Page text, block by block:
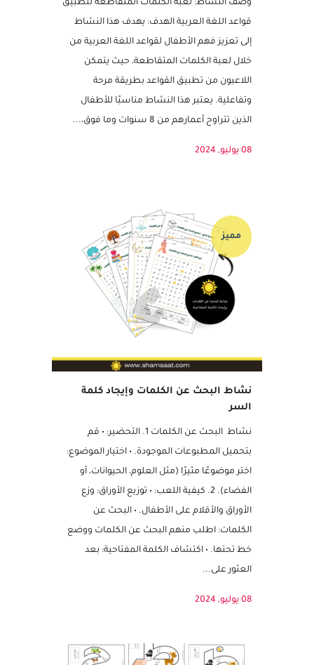
النشاط مزود بملف قابل للتعديل
وصف النشاط: لعبة الكلمات المتقاطعة لتطبيق
قواعد اللغة العربية الهدف: يهدف هذا النشاط
إلى تعزيز فهم الأطفال لقواعد اللغة العربية من
خلال لعبة الكلمات المتقاطعة، حيث يتمكن
اللاعبون من تطبيق القواعد بطريقة مرحة
وتفاعلية. يعتبر هذا النشاط مناسبًا للأطفال
نشاط البحث عن الكلمات وإيجاد كلمة
السر
مميز
نشاط البحث عن الكلمات 1. التحضير: • قم
بتحميل المطبوعات الموجودة. • اختيار الموضوع:
اختر موضوعًا مثيرًا (مثل العلوم، الحيوانات، أو
الفضاء). 2. كيفية اللعب: • توزيع الأوراق: وزع
الأوراق والأقلام على الأطفال. • البحث عن
الكلمات: اطلب منهم البحث عن الكلمات ووضع
خط تحتها. • اكتشاف الكلمة المفتاحية: بعد
08 يوليو, 2024